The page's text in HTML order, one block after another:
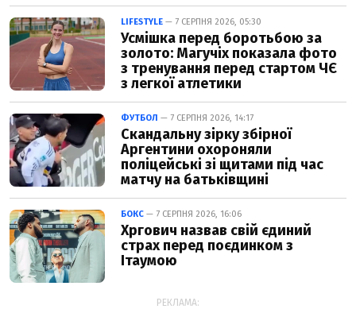
LIFESTYLE — 7 СЕРПНЯ 2026, 05:30
Усмішка перед боротьбою за
золото: Магучіх показала фото
з тренування перед стартом ЧЄ
з легкої атлетики
ФУТБОЛ — 7 СЕРПНЯ 2026, 14:17
Скандальну зірку збірної
Аргентини охороняли
поліцейські зі щитами під час
матчу на батьківщині
БОКС — 7 СЕРПНЯ 2026, 16:06
Хргович назвав свій єдиний
страх перед поєдинком з
Ітаумою
РЕКЛАМА: